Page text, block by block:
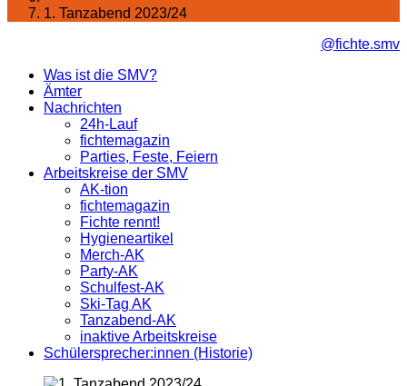
1. Tanzabend 2023/24
@fichte.smv
Was ist die SMV?
Ämter
Nachrichten
24h-Lauf
fichtemagazin
Parties, Feste, Feiern
Arbeitskreise der SMV
AK-tion
fichtemagazin
Fichte rennt!
Hygieneartikel
Merch-AK
Party-AK
Schulfest-AK
Ski-Tag AK
Tanzabend-AK
inaktive Arbeitskreise
Schülersprecher:innen (Historie)